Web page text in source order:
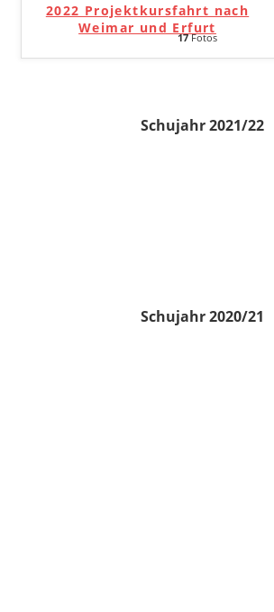
2022 Projektkursfahrt nach
Weimar und Erfurt
17Fotos
Schujahr 2021/22
Schujahr 2020/21